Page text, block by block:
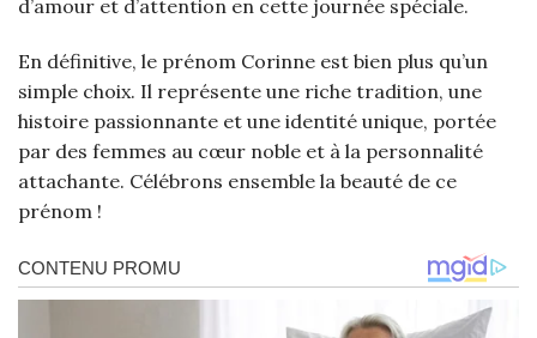
d’amour et d’attention en cette journée spéciale.
En définitive, le prénom Corinne est bien plus qu’un
simple choix. Il représente une riche tradition, une
histoire passionnante et une identité unique, portée
par des femmes au cœur noble et à la personnalité
attachante. Célébrons ensemble la beauté de ce
prénom !